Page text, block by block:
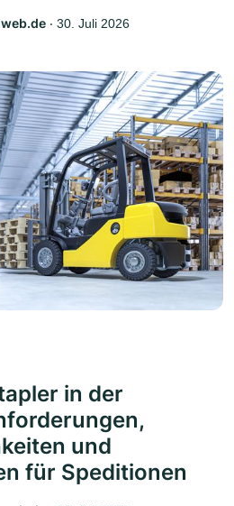
‧ 30. Juli 2026
in der
und
für Speditionen